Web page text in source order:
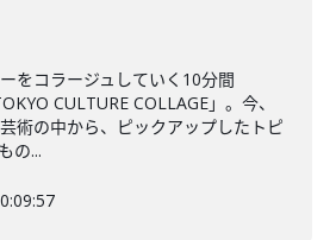
をコラージュしていく10分間
CULTURE COLLAGE」。今、
術の中から、ピックアップしたトピ
の...